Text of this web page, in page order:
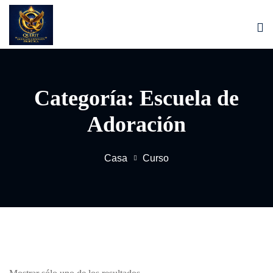
Saltar
contenido
Categoría: Escuela de
Adoración
Casa Curso